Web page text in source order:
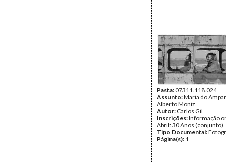
Pasta:07311.118.024
Assunto:Maria do
Alberto Moniz.
Autor: Carlos Gil
Inscrições:Informação
Abril: 30 Anos (conjunto).
Tipo Documental:
Página(s): 1